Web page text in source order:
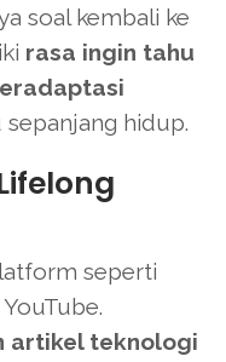
soal kembali ke
rasa ingin tahu
hidup.
seperti
artikel teknologi